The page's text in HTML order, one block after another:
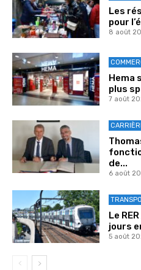
Les
pour
8 août
Hema
plus
7 août
de...
6 août
Le
jours
5 août